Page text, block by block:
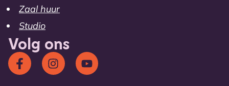
Zaal huur
Studio
Volg ons